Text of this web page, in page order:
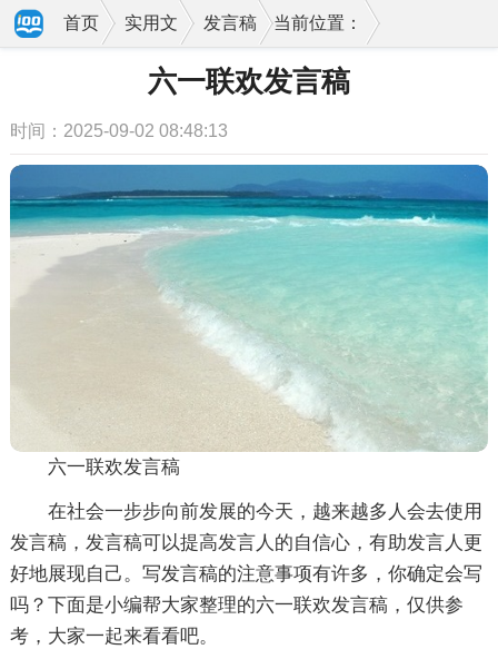
当前位置：
首页 实用文 发言稿
六一联欢发言稿
时间：2025-09-02 08:48:13
六一联欢发言稿
在社会一步步向前发展的今天，越来越多人会去使用
发言稿，发言稿可以提高发言人的自信心，有助发言人更
好地展现自己。写发言稿的注意事项有许多，你确定会写
吗？下面是小编帮大家整理的六一联欢发言稿，仅供参
考，大家一起来看看吧。